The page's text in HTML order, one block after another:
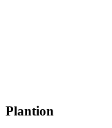
Plantion